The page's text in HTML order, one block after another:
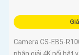
Camera CS-EB5-